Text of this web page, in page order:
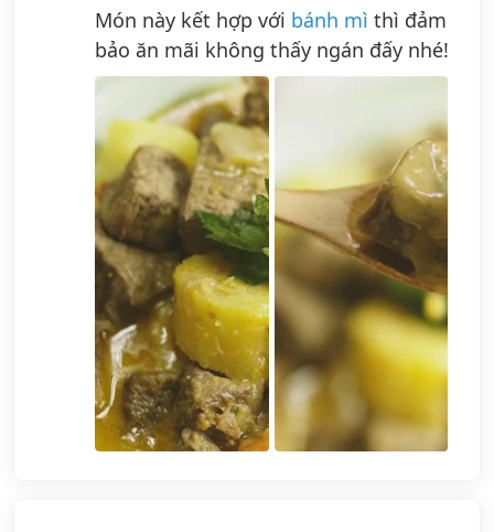
Món này kết hợp với bánh mì thì đảm
bảo ăn mãi không thấy ngán đấy nhé!